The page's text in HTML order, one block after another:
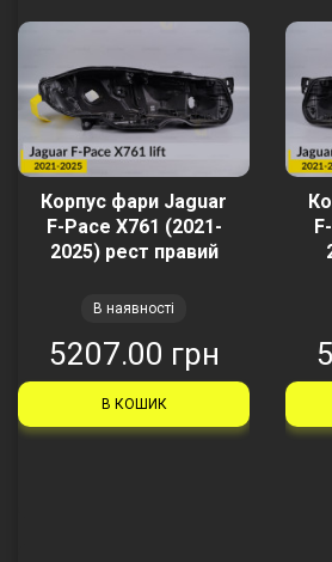
Корпус фари Jaguar
F-Pace X761 (2021-
2025) рест правий
В наявності
5207.00 грн
В КОШИК